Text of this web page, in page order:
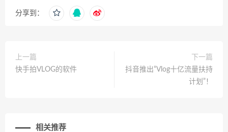
分享到：
上一篇
快手拍VLOG的软件
下一篇
抖音推出“Vlog十亿流量扶持
计划”！
相关推荐